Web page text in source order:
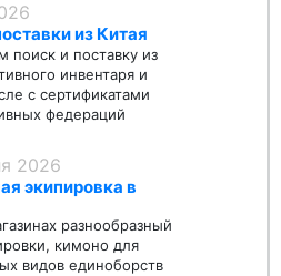
из Китая
поиск и поставку из
инвентаря и
с сертификатами
федераций
2026
экипировка в
разнообразный
кимоно для
видов единоборств